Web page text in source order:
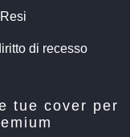
di recesso
tue cover per